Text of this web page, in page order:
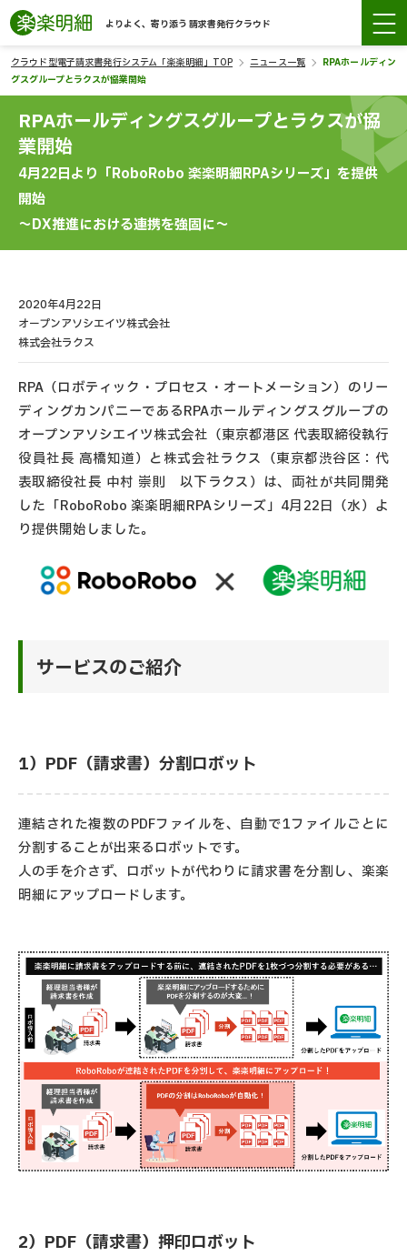
よりよく、寄り添う 請求書発行クラウド
クラウド型電子請求書発行システム「楽楽明細」TOP ニュース一覧
RPAホールディン
グスグループとラクスが協業開始
RPAホールディングスグループとラクスが協
業開始
4月22日より「RoboRobo 楽楽明細RPAシリーズ」を提供
開始
～DX推進における連携を強固に～
2020年4月22日
オープンアソシエイツ株式会社
株式会社ラクス
RPA（ロボティック・プロセス・オートメーション）のリー
ディングカンパニーであるRPAホールディングスグループの
オープンアソシエイツ株式会社（東京都港区 代表取締役執行
役員社長 高橋知道）と株式会社ラクス（東京都渋谷区：代
表取締役社長 中村 崇則 以下ラクス）は、両社が共同開発
した「RoboRobo 楽楽明細RPAシリーズ」4月22日（水）よ
り提供開始しました。
サービスのご紹介
1）PDF（請求書）分割ロボット
連結された複数のPDFファイルを、自動で1ファイルごとに
分割することが出来るロボットです。
人の手を介さず、ロボットが代わりに請求書を分割し、楽楽
明細にアップロードします。
2）PDF（請求書）押印ロボット